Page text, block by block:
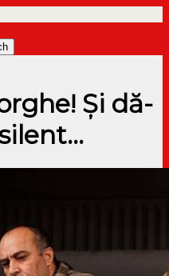
Și dă-